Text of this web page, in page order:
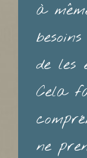
à
de les
Cela
ne